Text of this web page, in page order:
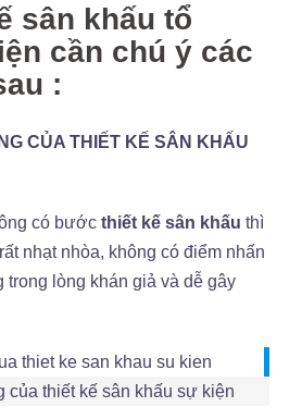
sân khấu tổ
cần chú ý các
:
CỦA THIẾT KẾ SÂN KHẤU
có bước thiết kế sân khấu thì
nhạt nhòa, không có điểm nhấn
trong lòng khán giả và dễ gây
của thiết kế sân khấu sự kiện